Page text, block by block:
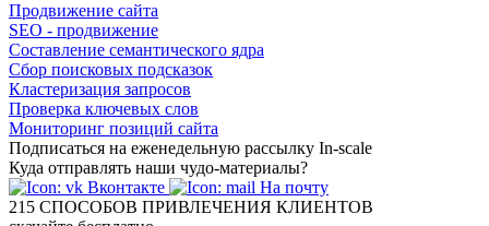
Продвижение сайта
SEO - продвижение
Составление семантического ядра
Сбор поисковых подсказок
Кластеризация запросов
Проверка ключевых слов
Мониторинг позиций сайта
Подписаться на еженедельную рассылку In-scale
Куда отправлять наши чудо-материалы?
Вконтакте
На почту
215 СПОСОБОВ ПРИВЛЕЧЕНИЯ КЛИЕНТОВ